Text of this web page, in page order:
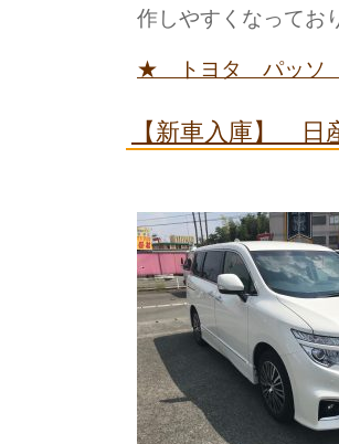
作しやすくなってお
★ トヨタ パッ
【新車入庫】